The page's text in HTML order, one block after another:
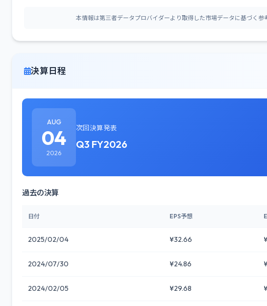
本情報は第三者データプロバイダーより取得した市場データに基づく参
決算日程
AUG
04
2026
次回決算発表
Q3 FY2026
過去の決算
日付 EPS予想
2025/02/04 ¥32.66
2024/07/30 ¥24.86
2024/02/05 ¥29.68